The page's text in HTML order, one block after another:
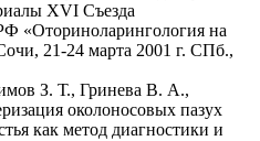
XVI Съезда
«Оториноларингология на
21-24 марта 2001 г. СПб.,
З. Т., Гринева В. А.,
околоносовых пазух
как метод диагностики и